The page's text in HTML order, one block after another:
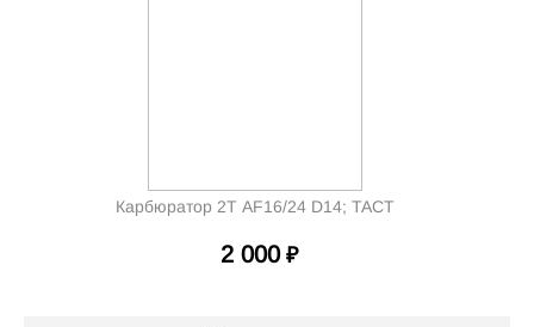
Карбюратор 2Т AF16/24 D14; TACT
2 000 ₽